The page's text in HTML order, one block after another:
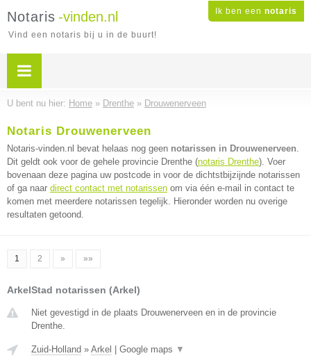
Ik ben een notaris
Notaris -vinden.nl
Vind een notaris bij u in de buurt!
U bent nu hier: Home » Drenthe » Drouwenerveen
Notaris Drouwenerveen
Notaris-vinden.nl bevat helaas nog geen notarissen in Drouwenerveen.
Dit geldt ook voor de gehele provincie Drenthe (notaris Drenthe). Voer
bovenaan deze pagina uw postcode in voor de dichtstbijzijnde notarissen
of ga naar direct contact met notarissen om via één e-mail in contact te
komen met meerdere notarissen tegelijk. Hieronder worden nu overige
resultaten getoond.
1 2 » »»
ArkelStad notarissen (Arkel)
Niet gevestigd in de plaats Drouwenerveen en in de provincie
Drenthe.
Zuid-Holland » Arkel Google maps ▼